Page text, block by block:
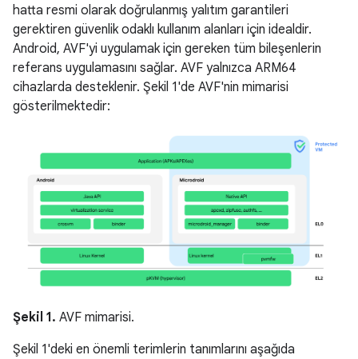
hatta resmi olarak doğrulanmış yalıtım garantileri
gerektiren güvenlik odaklı kullanım alanları için idealdir.
Android, AVF'yi uygulamak için gereken tüm bileşenlerin
referans uygulamasını sağlar. AVF yalnızca ARM64
cihazlarda desteklenir. Şekil 1'de AVF'nin mimarisi
gösterilmektedir:
Şekil 1. AVF mimarisi.
Şekil 1'deki en önemli terimlerin tanımlarını aşağıda